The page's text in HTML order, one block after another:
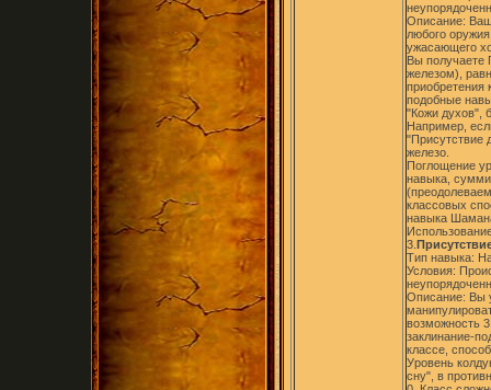
Описание:
любого
ужасающего
Вы получаете
железом),
приобретения
подобные
"Кожи духов",
Например,
"Присутствие
железо.
Поглощение
навыка,
классовых
навыка
3.
Тип навыка:
Условия:
Описание: Вы
возможность 3
заклинание-
классе,
Уровень
сну", в